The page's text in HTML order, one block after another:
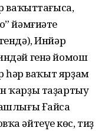
ваҡыттағыса,
йәмғиәте
Инйәр
генә йомош
һәр ваҡыт ярҙам
ҡарҙы таҙартыу
Ғайса
әйтеүең көс, тиҙ